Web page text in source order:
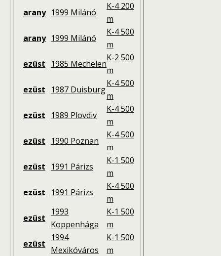
arany 1999 Milánó
K-4 200
m
arany 1999 Milánó
K-4 500
m
ezüst
1985 Mechelen
K-2 500
m
ezüst
1987 Duisburg
K-4 500
m
ezüst
1989 Plovdiv
K-4 500
m
ezüst
1990 Poznan
K-4 500
m
ezüst
1991 Párizs
K-1 500
m
ezüst
1991 Párizs
K-4 500
m
ezüst
1993
Koppenhága
K-1 500
m
ezüst
1994
Mexikóváros
K-1 500
m